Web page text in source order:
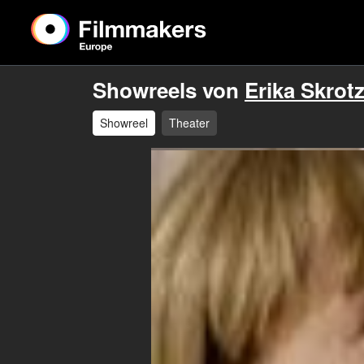
Showreels von Erika
Showreel Theater